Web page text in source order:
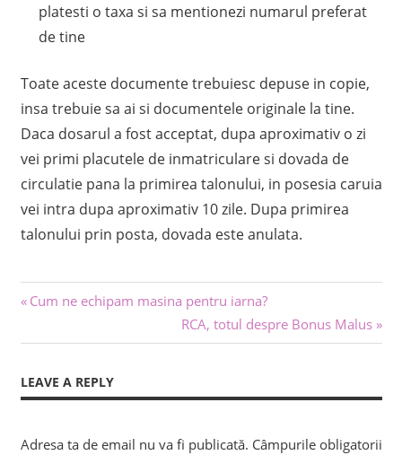
platesti o taxa si sa mentionezi numarul preferat
de tine
Toate aceste documente trebuiesc depuse in copie,
insa trebuie sa ai si documentele originale la tine.
Daca dosarul a fost acceptat, dupa aproximativ o zi
vei primi placutele de inmatriculare si dovada de
circulatie pana la primirea talonului, in posesia caruia
vei intra dupa aproximativ 10 zile. Dupa primirea
talonului prin posta, dovada este anulata.
Navigare
în
articole
Previous
Cum ne echipam masina pentru iarna?
Next
Post:
RCA, totul despre Bonus Malus
LEAVE A REPLY
Adresa ta de email nu va fi publicată. Câmpurile obligatorii